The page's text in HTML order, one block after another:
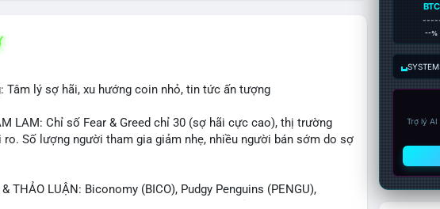
Tâm lý sợ hãi, xu hướng coin nhỏ, tin tức ấn tượng
LAM: Chỉ số Fear & Greed chỉ 30 (sợ hãi cực cao), thị trường
Số lượng người tham gia giảm nhẹ, nhiều người bán sớm do sợ
THẢO LUẬN: Biconomy (BICO), Pudgy Penguins (PENGU),
BTC
--%
Trợ lý